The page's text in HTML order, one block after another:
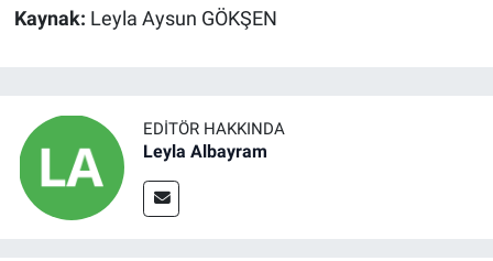
Kaynak: Leyla Aysun GÖKŞEN
EDITÖR HAKKINDA
Leyla Albayram